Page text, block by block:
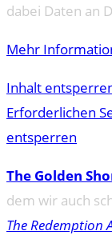
dabei Daten an
Mehr
Inhalt
Erforderlichen
entsperren
The Golden
dem wir auch
The Redemption